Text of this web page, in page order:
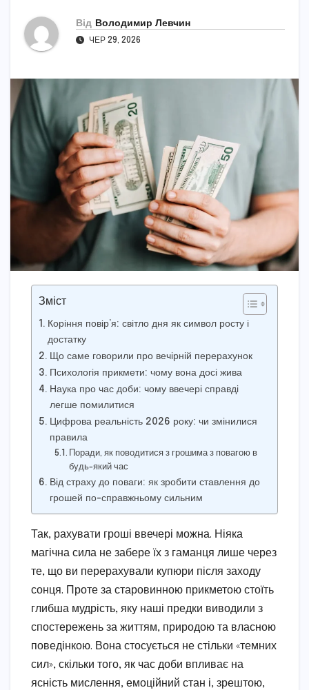
Від Володимир Левчин
ЧЕР 29, 2026
Зміст
Коріння повір’я: світло дня як символ росту і
достатку
Що саме говорили про вечірній перерахунок
Психологія прикмети: чому вона досі жива
Наука про час доби: чому ввечері справді
легше помилитися
Цифрова реальність 2026 року: чи змінилися
правила
Поради, як поводитися з грошима з повагою в
будь-який час
Від страху до поваги: як зробити ставлення до
грошей по-справжньому сильним
Так, рахувати гроші ввечері можна. Ніяка
магічна сила не забере їх з гаманця лише через
те, що ви перерахували купюри після заходу
сонця. Проте за старовинною прикметою стоїть
глибша мудрість, яку наші предки виводили з
спостережень за життям, природою та власною
поведінкою. Вона стосується не стільки «темних
сил», скільки того, як час доби впливає на
ясність мислення, емоційний стан і, зрештою,